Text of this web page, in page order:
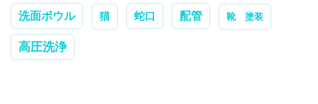
洗面ボウル 猫 蛇口 配管 靴 塗装
高圧洗浄